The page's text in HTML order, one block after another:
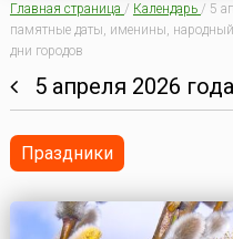
Главная страница / Календарь / 5
памятные даты, именины,
дни городов
5 апреля 2026
Праздники